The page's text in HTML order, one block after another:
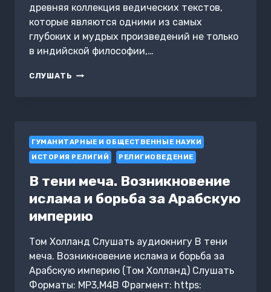
древняя коллекция ведических текстов,
которые являются одними из самых
глубоких и мудрых произведений не только
в индийской философии,…
СЛУШАТЬ УПАНИШАДЫ
ГУМАНИТАРНЫЕ И ОБЩЕСТВЕННЫЕ НАУКИ
ИСТОРИЯ РЕЛИГИЙ
РЕЛИГИОВЕДЕНИЕ
В тени меча. Возникновение
ислама и борьба за Арабскую
империю
Том Холланд Слушать аудиокнигу В тени
меча. Возникновение ислама и борьба за
Арабскую империю (Том Холланд) Слушать
Форматы: MP3,M4B Фрагмент: https: